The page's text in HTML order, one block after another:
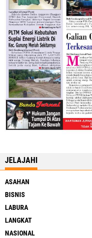
JELAJAHI
ASAHAN
BISNIS
LABURA
LANGKAT
NASIONAL